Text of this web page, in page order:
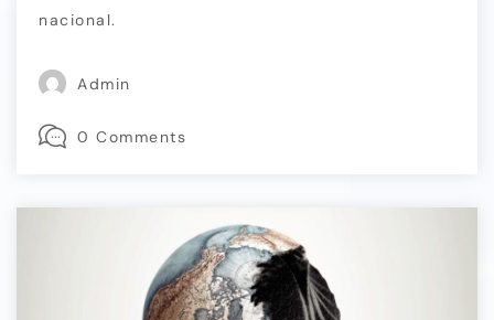
nacional.
Admin
0 Comments